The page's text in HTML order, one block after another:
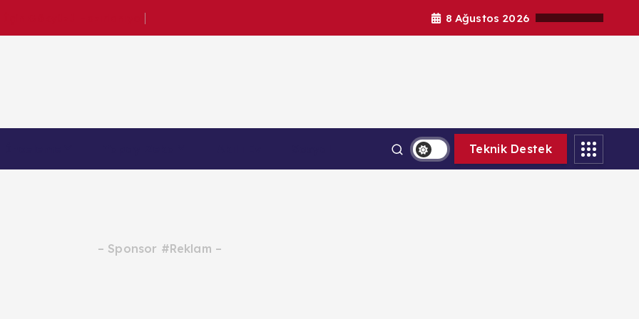
8 Ağustos 2026
Teknik Destek
– Sponsor #Reklam –